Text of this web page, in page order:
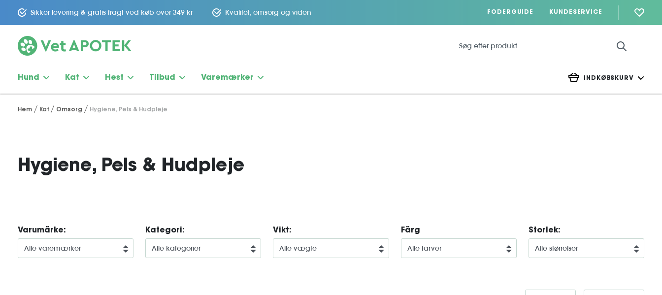
Sikker levering & gratis fragt ved køb over 349 kr Kvalitet, omsorg og viden FODERGUIDE KUNDESERVICE
Hund Kat Hest Tilbud Varemærker INDKØBSKURV
Hem Kat Omsorg Hygiene, Pels & Hudpleje
Hygiene, Pels & Hudpleje
Varumärke: Kategori: Vikt: Färg Storlek: